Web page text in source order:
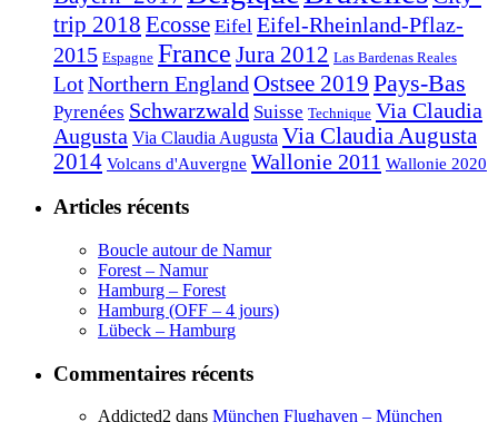
trip 2018 Ecosse Eifel Eifel-Rheinland-Pflaz-
2015 Espagne France Jura 2012 Las Bardenas Reales
LotNorthern England Ostsee 2019 Pays-Bas
Pyrenées Schwarzwald Suisse Technique Via Claudia
Augusta Via Claudia Augusta Via Claudia Augusta
2014 Volcans d'Auvergne Wallonie 2011 Wallonie 2020
Articles récents
Boucle autour de Namur
Forest – Namur
Hamburg – Forest
Hamburg (OFF – 4 jours)
Lübeck – Hamburg
Commentaires récents
Addicted2 dans München Flughaven – München